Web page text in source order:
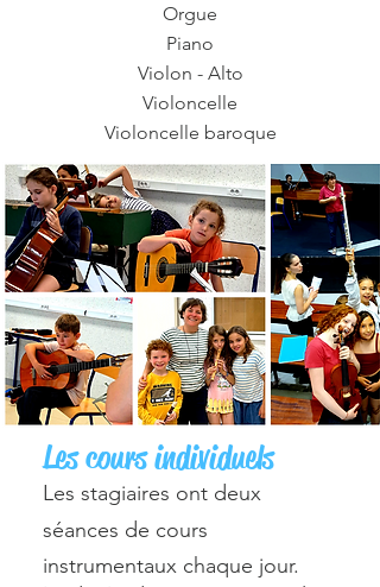
Orgue
Piano
Violon - Alto
Violoncelle
Violoncelle baroque
Les cours individuels
Les stagiaires ont deux
séances de cours
instrumentaux chaque jour.